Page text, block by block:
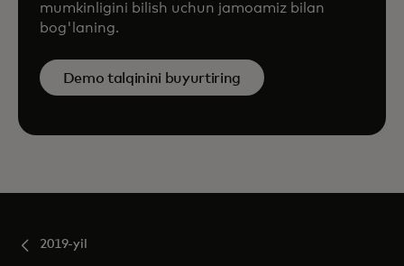
mumkinligini bilish uchun jamoamiz bilan
bog'laning.
Demo talqinini buyurtiring
2019-yil